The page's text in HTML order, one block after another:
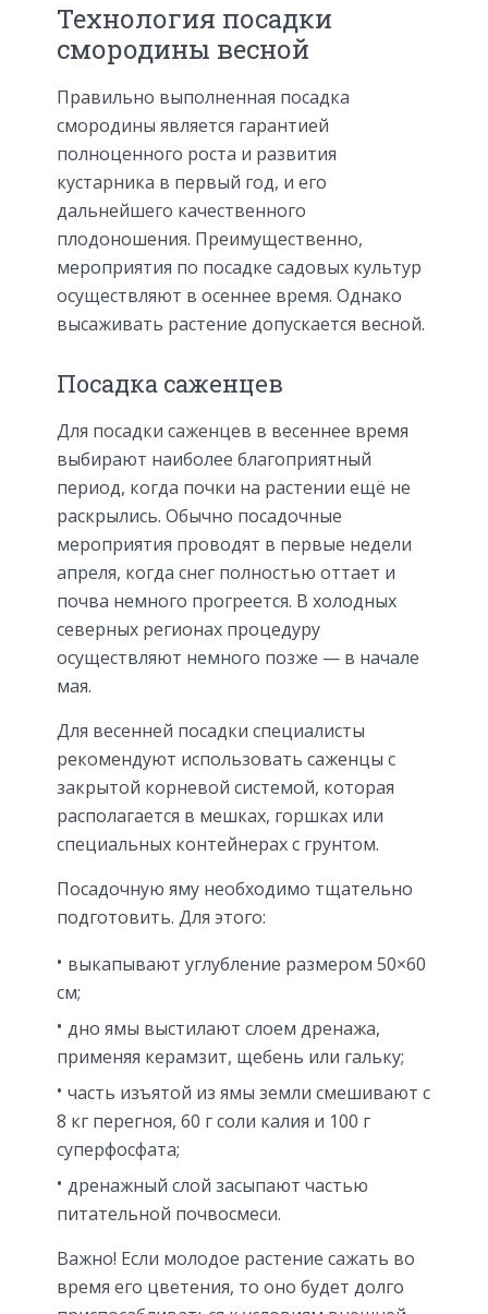
Технология посадки
смородины весной
Правильно выполненная посадка
смородины является гарантией
полноценного роста и развития
кустарника в первый год, и его
дальнейшего качественного
плодоношения. Преимущественно,
мероприятия по посадке садовых культур
осуществляют в осеннее время. Однако
высаживать растение допускается весной.
Посадка саженцев
Для посадки саженцев в весеннее время
выбирают наиболее благоприятный
период, когда почки на растении ещё не
раскрылись. Обычно посадочные
мероприятия проводят в первые недели
апреля, когда снег полностью оттает и
почва немного прогреется. В холодных
северных регионах процедуру
осуществляют немного позже — в начале
мая.
Для весенней посадки специалисты
рекомендуют использовать саженцы с
закрытой корневой системой, которая
располагается в мешках, горшках или
специальных контейнерах с грунтом.
Посадочную яму необходимо тщательно
подготовить. Для этого:
выкапывают углубление размером 50×60
см;
дно ямы выстилают слоем дренажа,
применяя керамзит, щебень или гальку;
часть изъятой из ямы земли смешивают с
8 кг перегноя, 60 г соли калия и 100 г
суперфосфата;
дренажный слой засыпают частью
питательной почвосмеси.
Важно! Если молодое растение сажать во
время его цветения, то оно будет долго